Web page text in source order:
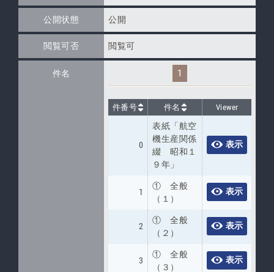
公開状態 公開
閲覧可否 閲覧可
件名 1
件番号 件名 Viewer
0
表紙「航空
機生産関係
綴 昭和１
９年」
表示
1
① 全般
（１）
表示
2
① 全般
（２）
表示
3
① 全般
（３）
表示